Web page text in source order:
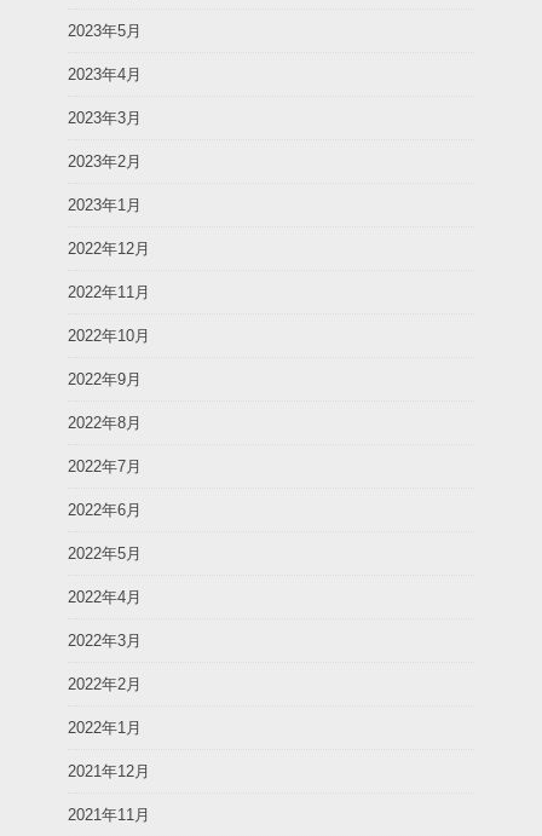
2023年5月
2023年4月
2023年3月
2023年2月
2023年1月
2022年12月
2022年11月
2022年10月
2022年9月
2022年8月
2022年7月
2022年6月
2022年5月
2022年4月
2022年3月
2022年2月
2022年1月
2021年12月
2021年11月